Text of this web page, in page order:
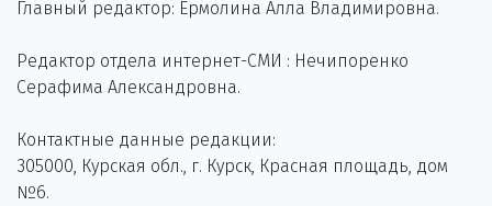
Главный редактор: Ермолина Алла Владимировна.
Редактор отдела интернет-СМИ : Нечипоренко
Серафима Александровна.
Контактные данные редакции:
305000, Курская обл., г. Курск, Красная площадь, дом
№6.